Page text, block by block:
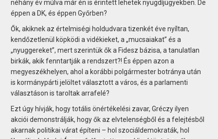
néhány év múlva már én is érintett lehetek nyugdíjügyekben. De
éppen a DK, és éppen Győrben?
Ők, akiknek az értelmiségi holdudvara tizenkét éve nyíltan,
kendőzetlenül köpködi a vidékieket, a „mucsaiakat” és a
„nyuggereket”, mert szerintük ők a Fidesz bázisa, a tanulatlan
birkák, akik fenntartják a rendszert?! És éppen azon a
megyeszékhelyen, ahol a korábbi polgármester botránya után
is kormánypárti jelöltet választott a város, és a parlamenti
választáson is taroltak arrafelé?
Ezt úgy hívják, hogy totális önértékelési zavar, Gréczy ilyen
akciói demonstrálják, hogy ők az elvtelenségből és a felejtésből
akarnak politikai várat építeni – hol szociáldemokraták, hol